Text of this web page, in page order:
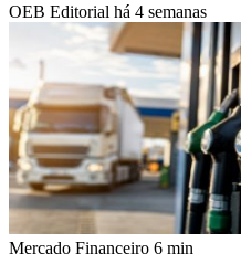
OEB Editorial há 4 semanas
Mercado Financeiro 6 min